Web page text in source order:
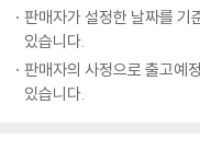
판매자가 설정한 날짜를 기
있습니다.
판매자의 사정으로 출고예
있습니다.